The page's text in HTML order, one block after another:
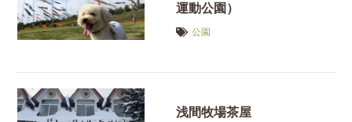
運動公園）
公園
浅間牧場茶屋